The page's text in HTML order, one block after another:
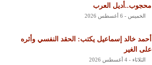
محجوب..أديل العرب
الخميس - 6 أغسطس 2026
أحمد خالد إسماعيل يكتب: الحقد النفسي وأثره
على الغير
الثلاثاء - 4 أغسطس 2026